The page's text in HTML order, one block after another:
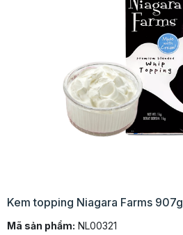
Kem topping Niagara Farms
Mã sản phẩm: NL00321